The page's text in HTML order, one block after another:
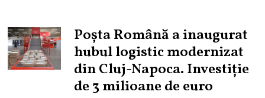
Poșta Română a inaugurat
hubul logistic modernizat
din Cluj-Napoca. Investiție
de 3 milioane de euro